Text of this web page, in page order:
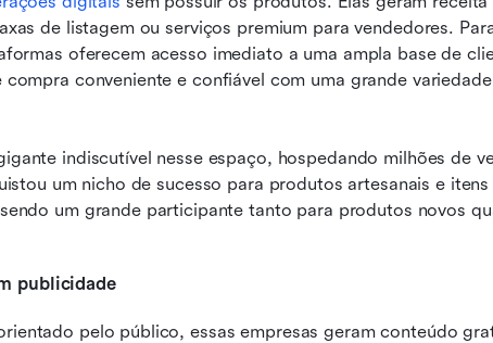
de listagem ou serviços premium para vendedores.
oferecem acesso imediato a uma ampla base de
conveniente e confiável com uma grande
indiscutível nesse espaço, hospedando milhões de
um nicho de sucesso para produtos artesanais e itens
um grande participante tanto para produtos novos
publicidade
pelo público, essas empresas geram conteúdo